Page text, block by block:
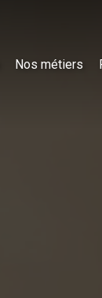
Nos métiers